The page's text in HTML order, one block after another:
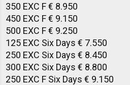
350 EXC F € 8.950
450 EXC F € 9.150
500 EXC F € 9.250
125 EXC Six Days € 7.550
250 EXC Six Days € 8.450
300 EXC Six Days € 8.800
250 EXC F Six Days € 9.150